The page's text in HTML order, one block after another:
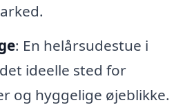
: En helårsudestue i
ideelle sted for
og hyggelige øjeblikke.